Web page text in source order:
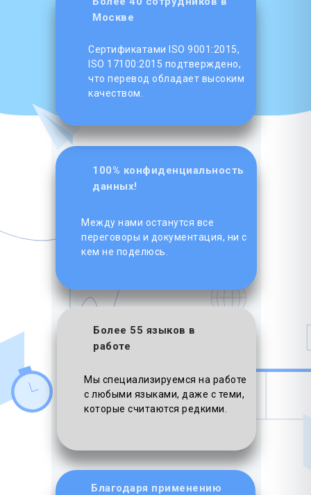
100% конфиденциальность
данных!
Между нами останутся все
переговоры и документация, ни с
кем не поделюсь.
Более 55 языков в
работе
Мы специализируемся на работе
с любыми языками, даже с теми,
которые считаются редкими.
Москве
Сертификатами ISO 9001:2015,
ISO 17100:2015 подтверждено,
что перевод обладает высоким
качеством.
Благодаря применению